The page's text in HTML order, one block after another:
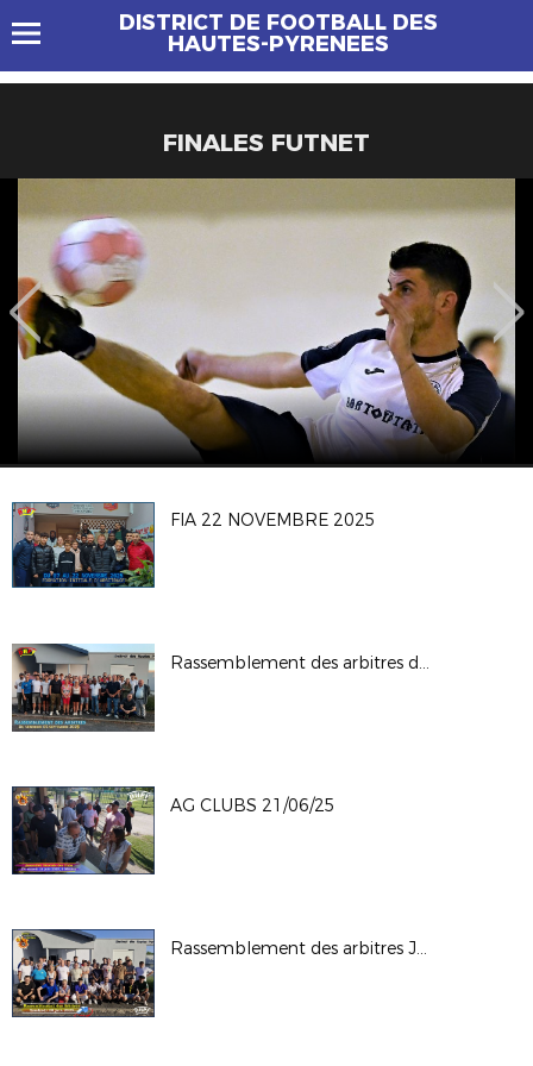
DISTRICT DE FOOTBALL DES
HAUTES-PYRENEES
FINALES FUTNET
FIA 22 NOVEMBRE 2025
Rassemblement des arbitres du 05-09-25
AG CLUBS 21/06/25
Rassemblement des arbitres Juin 2025